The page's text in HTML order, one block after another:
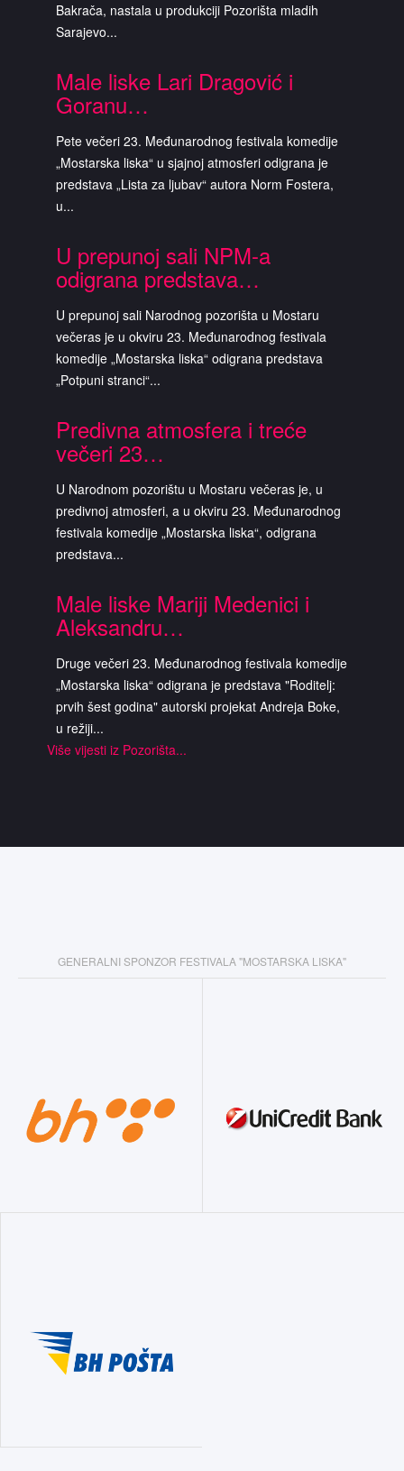
Bakrača, nastala u produkciji Pozorišta mladih
Sarajevo...
Male liske Lari Dragović i
Goranu…
Pete večeri 23. Međunarodnog festivala komedije
„Mostarska liska“ u sjajnoj atmosferi odigrana je
predstava „Lista za ljubav“ autora Norm Fostera,
u...
U prepunoj sali NPM-a
odigrana predstava…
U prepunoj sali Narodnog pozorišta u Mostaru
večeras je u okviru 23. Međunarodnog festivala
komedije „Mostarska liska“ odigrana predstava
„Potpuni stranci“...
Predivna atmosfera i treće
večeri 23…
U Narodnom pozorištu u Mostaru večeras je, u
predivnoj atmosferi, a u okviru 23. Međunarodnog
festivala komedije „Mostarska liska“, odigrana
predstava...
Male liske Mariji Medenici i
Aleksandru…
Druge večeri 23. Međunarodnog festivala komedije
„Mostarska liska“ odigrana je predstava "Roditelj:
prvih šest godina" autorski projekat Andreja Boke,
u režiji...
Više vijesti iz Pozorišta...
GENERALNI SPONZOR FESTIVALA "MOSTARSKA LISKA"